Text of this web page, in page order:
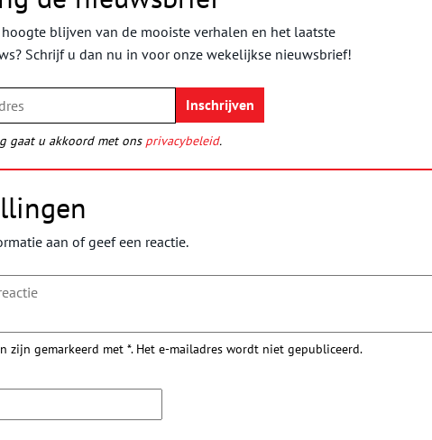
blijven van de mooiste verhalen en het laatste
Schrijf u dan nu in voor onze wekelijkse nieuwsbrief!
gaat u akkoord met ons privacybeleid.
aan of geef een reactie.
zijn gemarkeerd met *. Het e-mailadres wordt niet gepubliceerd.